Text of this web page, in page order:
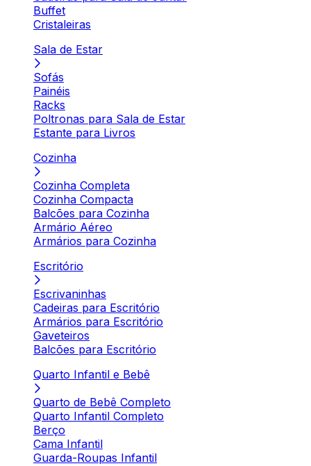
Buffet
Cristaleiras
Sala de Estar
Sofás
Painéis
Racks
Poltronas para Sala de Estar
Estante para Livros
Cozinha
Cozinha Completa
Cozinha Compacta
Balcões para Cozinha
Armário Aéreo
Armários para Cozinha
Escritório
Escrivaninhas
Cadeiras para Escritório
Armários para Escritório
Gaveteiros
Balcões para Escritório
Quarto Infantil e Bebê
Quarto de Bebê Completo
Quarto Infantil Completo
Berço
Cama Infantil
Guarda-Roupas Infantil